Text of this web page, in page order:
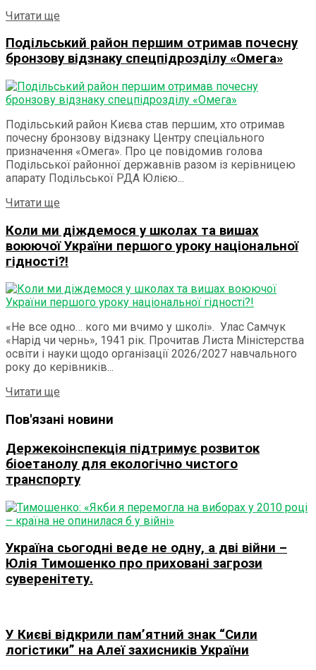
Читати ще
Подільський район першим отримав почесну
бронзову відзнаку спецпідрозділу «Омега»
Подільський район Києва став першим, хто отримав
почесну бронзову відзнаку Центру спеціального
призначення «Омега». Про це повідомив голова
Подільської районної державнів разом із керівницею
апарату Подільської РДА Юлією...
Читати ще
Коли ми діждемося у школах та вишах
воюючої України першого уроку національної
гідності?!
«Не все одно… кого ми вчимо у школі». Улас Самчук
«Нарід чи чернь», 1941 рік. Прочитав Листа Міністерства
освіти і науки щодо організації 2026/2027 навчального
року до керівників...
Читати ще
Пов'язані новини
Держекоінспекція підтримує розвиток
біоетанолу для екологічно чистого
транспорту
Україна сьогодні веде не одну, а дві війни –
Юлія Тимошенко про приховані загрози
суверенітету.
У Києві відкрили пам’ятний знак “Сили
логістики” на Алеї захисників України